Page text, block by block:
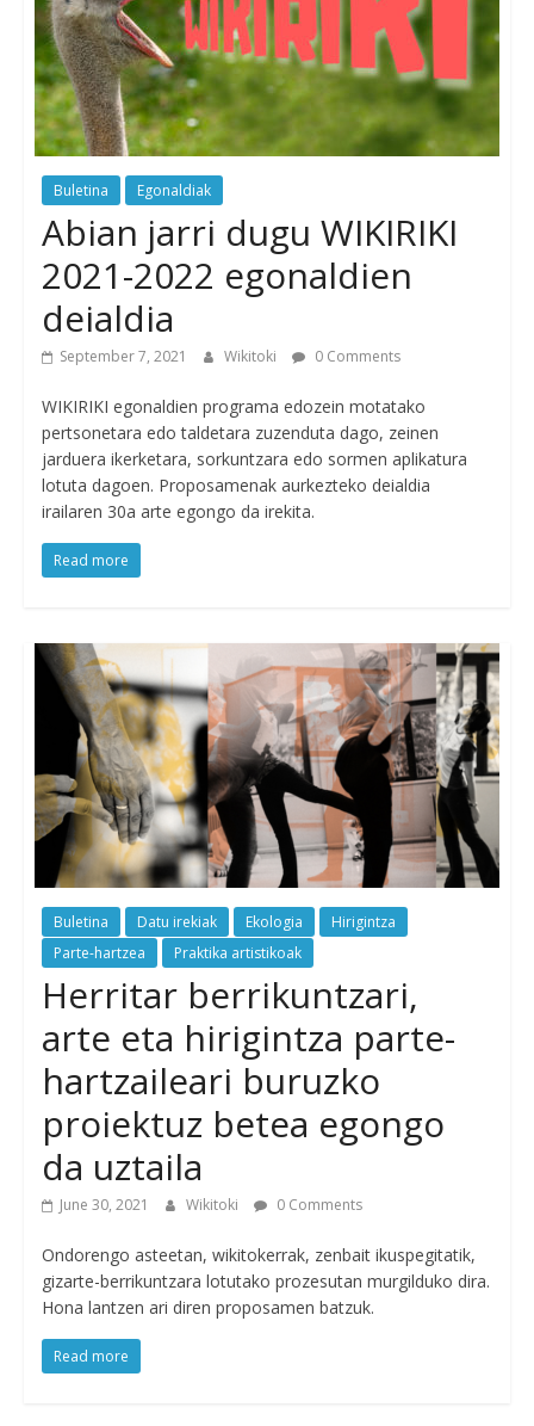
Buletina Egonaldiak
Abian jarri dugu WIKIRIKI
2021-2022 egonaldien
deialdia
September 7, 2021 Wikitoki 0 Comments
WIKIRIKI egonaldien programa edozein motatako
pertsonetara edo taldetara zuzenduta dago, zeinen
jarduera ikerketara, sorkuntzara edo sormen aplikatura
lotuta dagoen. Proposamenak aurkezteko deialdia
irailaren 30a arte egongo da irekita.
Read more
Buletina Datu irekiak Ekologia
Hirigintza
Parte-hartzea
Praktika artistikoak
Herritar berrikuntzari,
arte eta hirigintza parte-
hartzaileari buruzko
proiektuz betea egongo
da uztaila
June 30, 2021 Wikitoki 0 Comments
Ondorengo asteetan, wikitokerrak, zenbait ikuspegitatik,
gizarte-berrikuntzara lotutako prozesutan murgilduko dira.
Hona lantzen ari diren proposamen batzuk.
Read more